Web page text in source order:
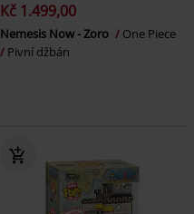
Kč 1.499,00
Nemesis Now - Zoro
One Piece
Pivní džbán